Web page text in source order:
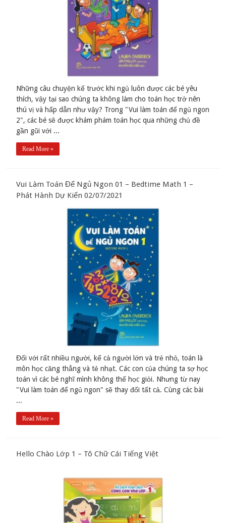
Những câu chuyện kể trước khi ngủ luôn được các bé yêu
thích, vậy tại sao chúng ta không làm cho toán học trở nên
thú vị và hấp dẫn như vậy? Trong "Vui làm toán để ngủ ngon
2", các bé sẽ được khám phám toán học qua những chủ đề
gần gũi với ...
Read More »
Vui Làm Toán Để Ngủ Ngon 01 – Bedtime Math 1 –
Phát Hành Dự Kiến 02/07/2021
Đối với rất nhiều người, kể cả người lớn và trẻ nhỏ, toán là
môn học căng thẳng và tẻ nhạt. Các con của chúng ta sợ học
toán vì các bé nghĩ mình không thể học giỏi. Nhưng từ nay
"Vui làm toán để ngủ ngon" sẽ thay đổi tất cả. Cùng các bài
...
Read More »
Hello Chào Lớp 1 – Tô Chữ Cái Tiếng Việt